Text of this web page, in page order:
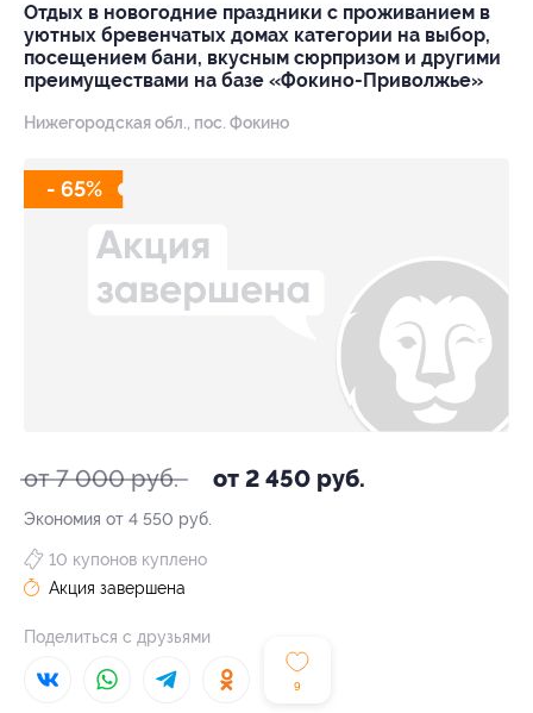
Отдых в новогодние праздники с проживанием в
уютных бревенчатых домах категории на выбор,
посещением бани, вкусным сюрпризом и другими
преимуществами на базе «Фокино-Приволжье»
Нижегородская обл., пос. Фокино
- 65%
от 7 000 руб. от 2 450 руб.
Экономия от 4 550 руб.
9
10 купонов куплено
Акция завершена
Поделиться с друзьями